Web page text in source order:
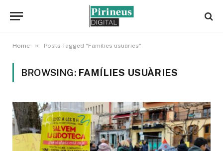
Home » Posts Tagged "Famílies usuàries"
BROWSING: FAMÍLIES USUÀRIES